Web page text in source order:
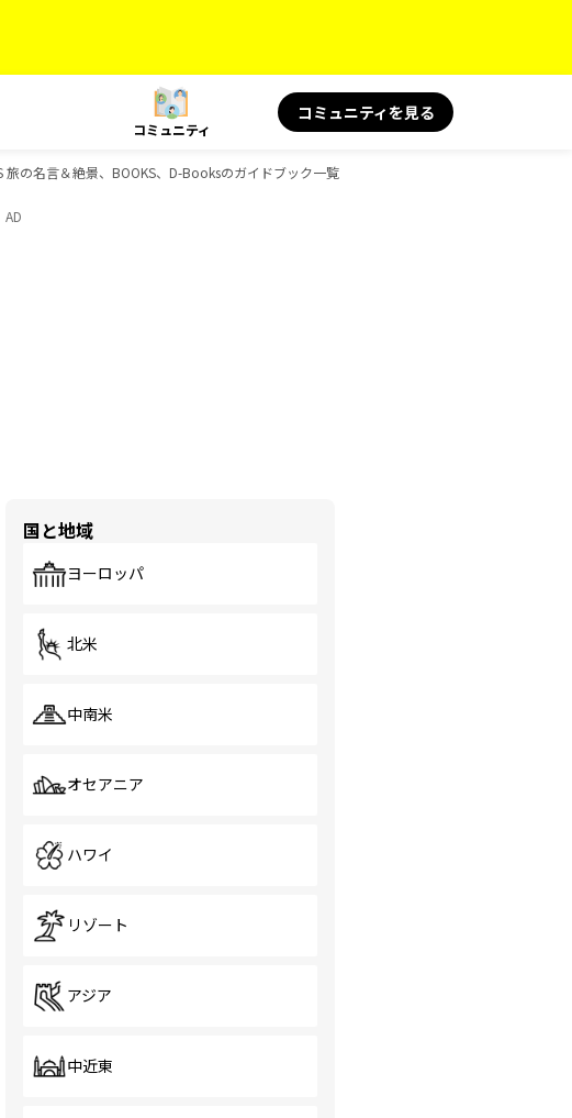
コミュニティ
コミュニティを見る
の名言＆絶景、BOOKS、D-Booksのガイドブック一覧
AD
国と地域
ヨーロッパ
北米
中南米
オセアニア
ハワイ
リゾート
アジア
中近東